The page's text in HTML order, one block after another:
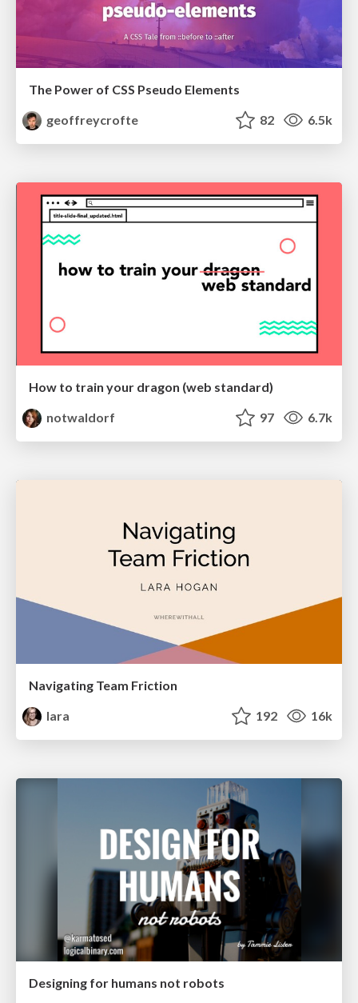
The Power of CSS Pseudo Elements
geoffreycrofte
82 6.5k
How to train your dragon (web standard)
notwaldorf
97 6.7k
Navigating Team Friction
lara
192 16k
Designing for humans not robots